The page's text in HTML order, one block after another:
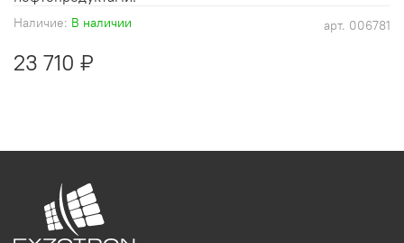
арт. 006781
Наличие: В наличии
23 710 ₽